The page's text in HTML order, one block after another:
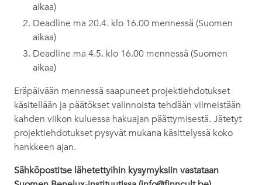
aikaa)
Deadline ma 20.4. klo 16.00 mennessä (Suomen
aikaa)
Deadline ma 4.5. klo 16.00 mennessä (Suomen
aikaa)
Eräpäivään mennessä saapuneet projektiehdotukset
käsitellään ja päätökset valinnoista tehdään viimeistään
kahden viikon kuluessa hakuajan päättymisestä. Jätetyt
projektiehdotukset pysyvät mukana käsittelyssä koko
hankkeen ajan.
Sähköpostitse lähetettyihin kysymyksiin vastataan